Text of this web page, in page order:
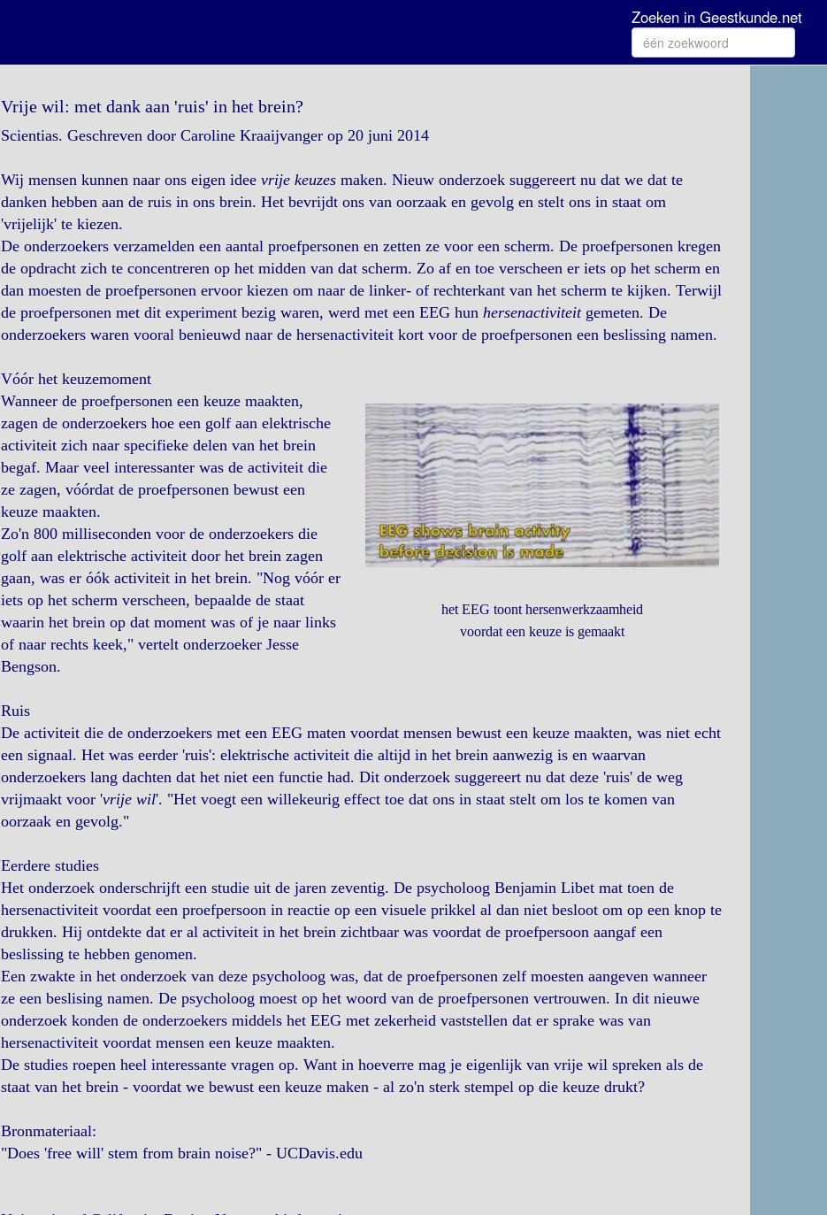
Zoeken in Geestkunde.net
Vrije wil: met dank aan 'ruis' in het brein?
Scientias. Geschreven door Caroline Kraaijvanger op 20 juni 2014
Wij mensen kunnen naar ons eigen idee vrije keuzesmaken. Nieuw onderzoek suggereert nu dat we dat te
danken hebben aan de ruis in ons brein. Het bevrijdt ons van oorzaak en gevolg en stelt ons in staat om
'vrijelijk' te kiezen.
De onderzoekers verzamelden een aantal proefpersonen en zetten ze voor een scherm. De proefpersonen kregen
de opdracht zich te concentreren op het midden van dat scherm. Zo af en toe verscheen er iets op het scherm en
dan moesten de proefpersonen ervoor kiezen om naar de linker- of rechterkant van het scherm te kijken. Terwijl
de proefpersonen met dit experiment bezig waren, werd met een EEG hun hersenactiviteitgemeten. De
onderzoekers waren vooral benieuwd naar de hersenactiviteit kort voor de proefpersonen een beslissing namen.
Vóór het keuzemoment
het EEG toont hersenwerkzaamheid
voordat een keuze is gemaakt
Wanneer de proefpersonen een keuze maakten,
zagen de onderzoekers hoe een golf aan elektrische
activiteit zich naar specifieke delen van het brein
begaf. Maar veel interessanter was de activiteit die
ze zagen, vóórdat de proefpersonen bewust een
keuze maakten.
Zo'n 800 milliseconden voor de onderzoekers die
golf aan elektrische activiteit door het brein zagen
gaan, was er óók activiteit in het brein. "Nog vóór er
iets op het scherm verscheen, bepaalde de staat
waarin het brein op dat moment was of je naar links
of naar rechts keek," vertelt onderzoeker Jesse
Bengson.
Ruis
De activiteit die de onderzoekers met een EEG maten voordat mensen bewust een keuze maakten, was niet echt
een signaal. Het was eerder 'ruis': elektrische activiteit die altijd in het brein aanwezig is en waarvan
onderzoekers lang dachten dat het niet een functie had. Dit onderzoek suggereert nu dat deze 'ruis' de weg
vrijmaakt voor 'vrije wil'. "Het voegt een willekeurig effect toe dat ons in staat stelt om los te komen van
oorzaak en gevolg."
Eerdere studies
Het onderzoek onderschrijft een studie uit de jaren zeventig. De psycholoog Benjamin Libet mat toen de
hersenactiviteit voordat een proefpersoon in reactie op een visuele prikkel al dan niet besloot om op een knop te
drukken. Hij ontdekte dat er al activiteit in het brein zichtbaar was voordat de proefpersoon aangaf een
beslissing te hebben genomen.
Een zwakte in het onderzoek van deze psycholoog was, dat de proefpersonen zelf moesten aangeven wanneer
ze een beslising namen. De psycholoog moest op het woord van de proefpersonen vertrouwen. In dit nieuwe
onderzoek konden de onderzoekers middels het EEG met zekerheid vaststellen dat er sprake was van
hersenactiviteit voordat mensen een keuze maakten.
De studies roepen heel interessante vragen op. Want in hoeverre mag je eigenlijk van vrije wil spreken als de
staat van het brein - voordat we bewust een keuze maken - al zo'n sterk stempel op die keuze drukt?
Bronmateriaal:
"Does 'free will' stem from brain noise?" - UCDavis.edu